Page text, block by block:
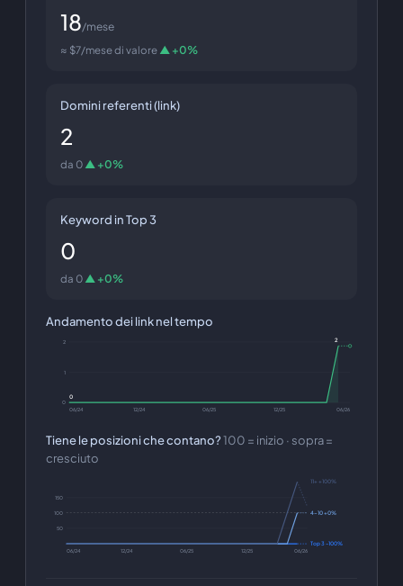
18/mese
≈ $7/mese di valore ▲ +0%
Domini referenti (link)
2
da 0 ▲ +0%
Keyword in Top 3
0
da 0 ▲ +0%
Andamento dei link nel tempo
0
1
2
0
2
06/24 12/24 06/25 12/25 06/26
Tiene le posizioni che contano?100 = inizio · sopra =
cresciuto
50
100
150
11+ +100%
4–10 +0%
Top 3 -100%
06/24 12/24 06/25 12/25 06/26